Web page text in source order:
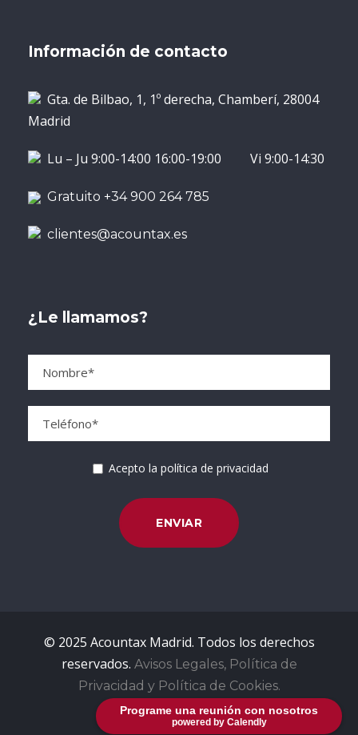
Programe una reunión con nosotros
powered by Calendly
Información de contacto
Gta. de Bilbao, 1, 1º derecha, Chamberí, 28004
Madrid
Lu – Ju 9:00-14:00 16:00-19:00 Vi 9:00-14:30
Gratuito +34 900 264 785
clientes@acountax.es
¿Le llamamos?
Acepto la política de privacidad
© 2025 Acountax Madrid. Todos los derechos
reservados. Avisos Legales, Política de
Privacidad y Política de Cookies.